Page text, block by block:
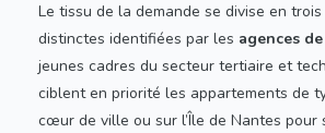
Le tissu de la demande se divise en
distinctes identifiées par les agences
jeunes cadres du secteur tertiaire et
ciblent en priorité les appartements de
cœur de ville ou sur l’Île de Nantes pour